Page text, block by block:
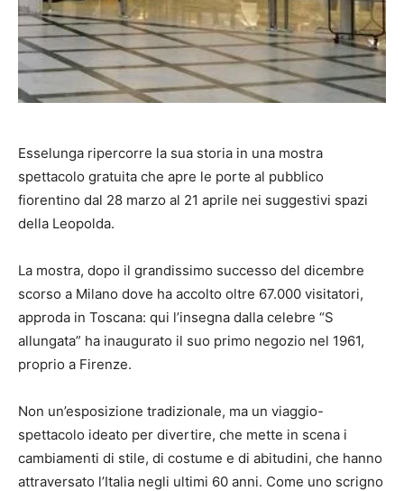
Esselunga ripercorre la sua storia in una mostra
spettacolo gratuita che apre le porte al pubblico
fiorentino dal 28 marzo al 21 aprile nei suggestivi spazi
della Leopolda.
La mostra, dopo il grandissimo successo del dicembre
scorso a Milano dove ha accolto oltre 67.000 visitatori,
approda in Toscana: qui l’insegna dalla celebre “S
allungata” ha inaugurato il suo primo negozio nel 1961,
proprio a Firenze.
Non un’esposizione tradizionale, ma un viaggio-
spettacolo ideato per divertire, che mette in scena i
cambiamenti di stile, di costume e di abitudini, che hanno
attraversato l’Italia negli ultimi 60 anni. Come uno scrigno